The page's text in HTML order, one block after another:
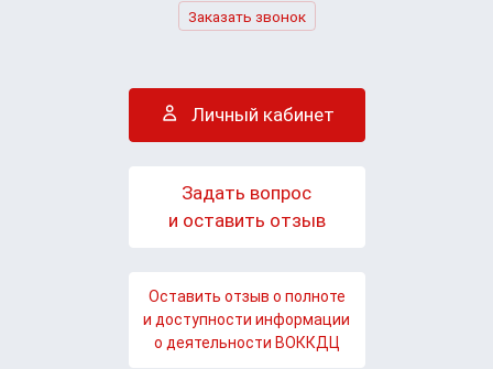
Заказать звонок
Личный кабинет
Задать вопрос
и оставить отзыв
Оставить отзыв о полноте
и доступности информации
о деятельности ВОККДЦ